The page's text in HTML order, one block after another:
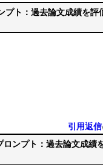
プト：過去論文成績を評
引用返信
ンプト：過去論文成績